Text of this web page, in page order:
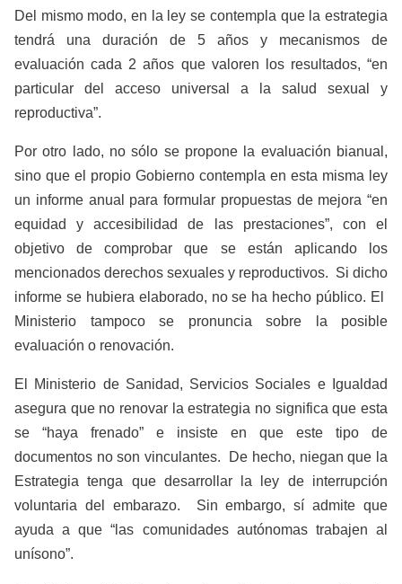
Del mismo modo, en la ley se contempla que la estrategia
tendrá una duración de 5 años y mecanismos de
evaluación cada 2 años que valoren los resultados, “en
particular del acceso universal a la salud sexual y
reproductiva”.
Por otro lado, no sólo se propone la evaluación bianual,
sino que el propio Gobierno contempla en esta misma ley
un informe anual para formular propuestas de mejora “en
equidad y accesibilidad de las prestaciones”, con el
objetivo de comprobar que se están aplicando los
mencionados derechos sexuales y reproductivos. Si dicho
informe se hubiera elaborado, no se ha hecho público. El
Ministerio tampoco se pronuncia sobre la posible
evaluación o renovación.
El Ministerio de Sanidad, Servicios Sociales e Igualdad
asegura que no renovar la estrategia no significa que esta
se “haya frenado” e insiste en que este tipo de
documentos no son vinculantes. De hecho, niegan que la
Estrategia tenga que desarrollar la ley de interrupción
voluntaria del embarazo. Sin embargo, sí admite que
ayuda a que “las comunidades autónomas trabajen al
unísono”.